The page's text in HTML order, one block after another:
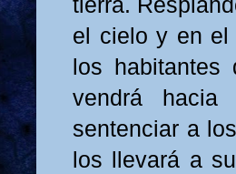
tierra.
el cielo y en el
los
vendrá
sentenciar a
los llevará a